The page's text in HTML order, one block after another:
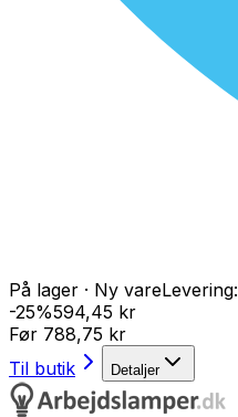
På lager · Ny vareLevering:
-25%594,45 kr
Før 788,75 kr
Til butik
Detaljer